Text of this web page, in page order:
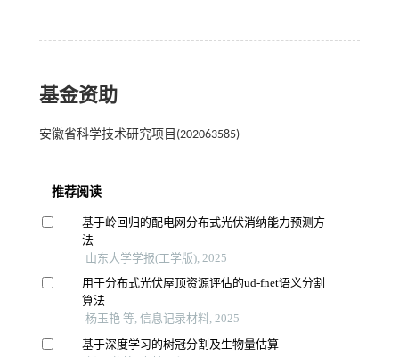
基金资助
安徽省科学技术研究项目(202063585)